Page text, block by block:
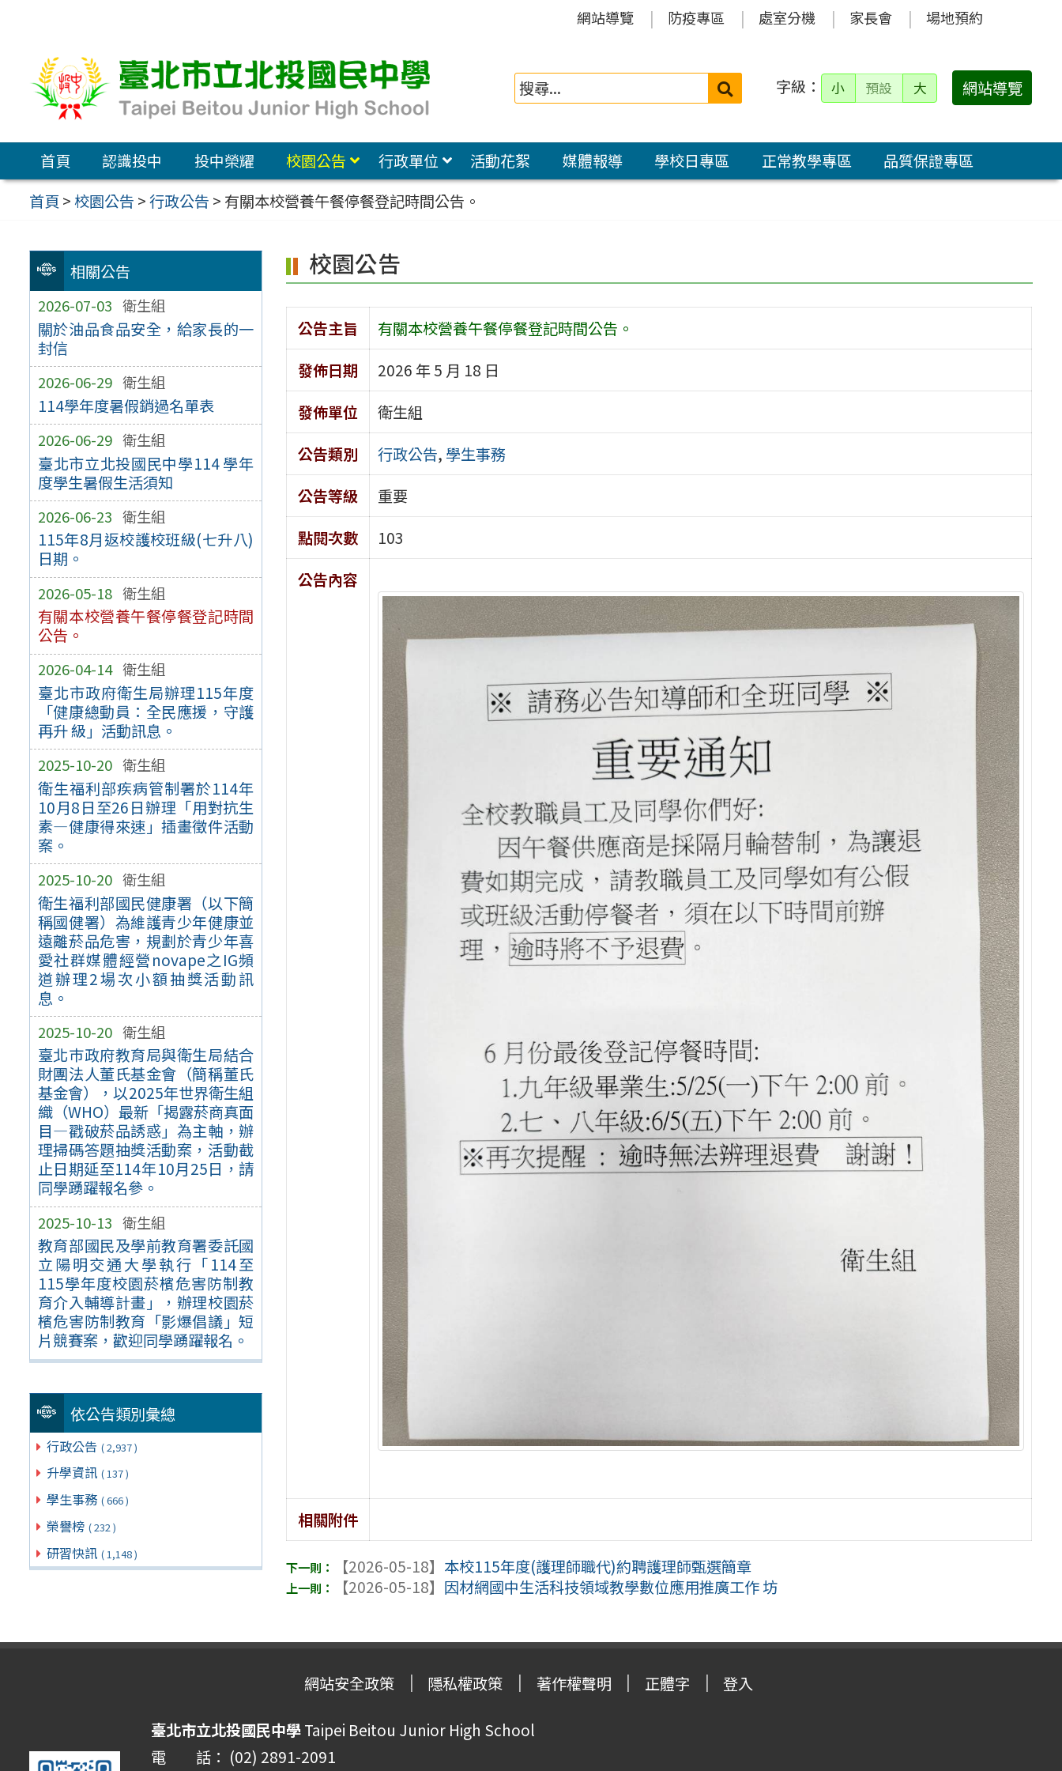
容
區
網站導覽 防疫專區 處室分機 家長會 場地預約
搜
字級： 小 預設 大 網站導覽
首頁 認識投中 投中榮耀 校園公告 行政單位 活動花絮 媒體報導 學校日專區 正常教學專區
品質保證專區
首頁 >校園公告 >行政公告 > 有關本校營養午餐停餐登記時間公告。
相關公告
2026-07-03 衛生組
關於油品食品安全，給家長的一
封信
2026-06-29 衛生組
114學年度暑假銷過名單表
2026-06-29 衛生組
臺北市立北投國民中學114 學年
度學生暑假生活須知
2026-06-23 衛生組
115年8月返校護校班級(七升八)
日期。
2026-05-18 衛生組
有關本校營養午餐停餐登記時間
公告。
2026-04-14 衛生組
臺北市政府衛生局辦理115年度
「健康總動員：全民應援，守護
再升 級」活動訊息。
2025-10-20 衛生組
衛生福利部疾病管制署於114年
10月8日至26日辦理「用對抗生
素—健康得來速」插畫徵件活動
案。
2025-10-20 衛生組
衛生福利部國民健康署（以下簡
稱國健署）為維護青少年健康並
遠離菸品危害，規劃於青少年喜
愛社群媒體經營novape之IG頻
道辦理2場次小額抽獎活動訊
息。
2025-10-20 衛生組
臺北巿政府教育局與衛生局結合
財團法人董氏基金會（簡稱董氏
基金會），以2025年世界衛生組
織（WHO）最新「揭露菸商真面
目—戳破菸品誘惑」為主軸，辦
理掃碼答題抽獎活動案，活動截
止日期延至114年10月25日，請
同學踴躍報名參。
2025-10-13 衛生組
教育部國民及學前教育署委託國
立陽明交通大學執行「114至
115學年度校園菸檳危害防制教
育介入輔導計畫」，辦理校園菸
檳危害防制教育「影爆倡議」短
片競賽案，歡迎同學踴躍報名。
依公告類別彙總
行政公告 ( 2,937 )
升學資訊 ( 137 )
學生事務 ( 666 )
榮譽榜 ( 232 )
研習快訊 ( 1,148 )
校園公告
公告主旨
有關本校營養午餐停餐登記時間公告。
發佈日期
2026 年 5 月 18 日
發佈單位
衛生組
公告類別
行政公告, 學生事務
公告等級
重要
點閱次數
103
公告內容
相關附件
【2026-05-18】 本校115年度(護理師職代)約聘護理師甄選簡章
【2026-05-18】 因材網國中生活科技領域教學數位應用推廣工作 坊
網站安全政策 隱私權政策 著作權聲明 正體字 登入
臺北市立北投國民中學Taipei Beitou Junior High School
電 話： (02) 2891-2091